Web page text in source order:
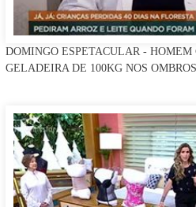
DOMINGO ESPETACULAR - HOMEM
GELADEIRA DE 100KG NOS